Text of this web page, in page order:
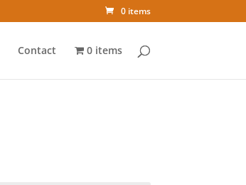
0 items
Contact 0 items